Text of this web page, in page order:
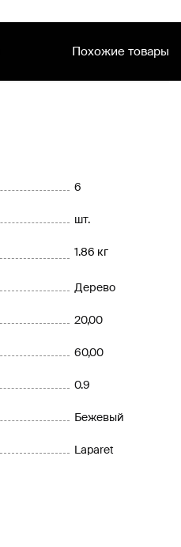
Похожие товары
6
шт.
1.86 кг
Дерево
20,00
60,00
0.9
Бежевый
Laparet